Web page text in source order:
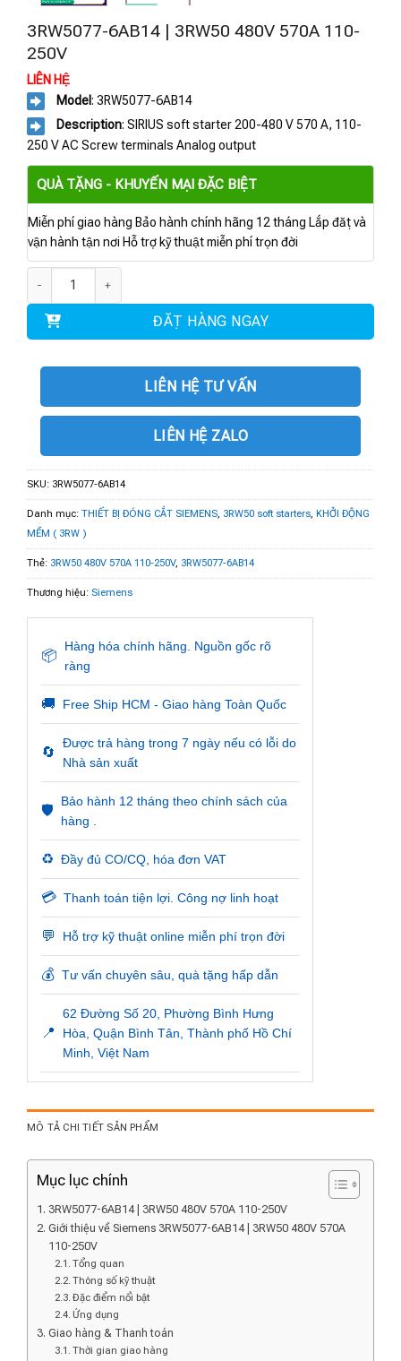
3RW5077-6AB14 | 3RW50 480V 570A 110-
250V
LIÊN HỆ
Model: 3RW5077-6AB14
Description: SIRIUS soft starter 200-480 V 570 A, 110-
250 V AC Screw terminals Analog output
QUÀ TẶNG - KHUYẾN MẠI ĐẶC BIỆT
Miễn phí giao hàng Bảo hành chính hãng 12 tháng Lắp đặt và
vận hành tận nơi Hỗ trợ kỹ thuật miễn phí trọn đời
ĐẶT HÀNG NGAY
LIÊN HỆ TƯ VẤN
LIÊN HỆ ZALO
SKU: 3RW5077-6AB14
Danh mục: THIẾT BỊ ĐÓNG CẮT SIEMENS, 3RW50 soft starters, KHỞI ĐỘNG
MỀM ( 3RW )
Thẻ: 3RW50 480V 570A 110-250V, 3RW5077-6AB14
Thương hiệu: Siemens
📦
Hàng hóa chính hãng. Nguồn gốc rõ
ràng
🚚 Free Ship HCM - Giao hàng Toàn Quốc
🔄
Được trả hàng trong 7 ngày nếu có lỗi do
Nhà sản xuất
🛡️
Bảo hành 12 tháng theo chính sách của
hàng .
♻️ Đầy đủ CO/CQ, hóa đơn VAT
💳 Thanh toán tiện lợi. Công nợ linh hoạt
💬 Hỗ trợ kỹ thuật online miễn phí trọn đời
💰 Tư vấn chuyên sâu, quà tặng hấp dẫn
📍
62 Đường Số 20, Phường Bình Hưng
Hòa, Quận Bình Tân, Thành phố Hồ Chí
Minh, Việt Nam
MÔ TẢ CHI TIẾT SẢN PHẨM
Mục lục chính
3RW5077-6AB14 | 3RW50 480V 570A 110-250V
Giới thiệu về Siemens 3RW5077-6AB14 | 3RW50 480V 570A
110-250V
Tổng quan
Thông số kỹ thuật
Đặc điểm nổi bật
Ứng dụng
Giao hàng & Thanh toán
Thời gian giao hàng